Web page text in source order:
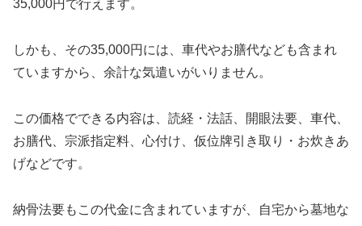
35,000円で行えます。
しかも、その35,000円には、車代やお膳代なども含まれ
ていますから、余計な気遣いがいりません。
この価格でできる内容は、読経・法話、開眼法要、車代、
お膳代、宗派指定料、心付け、仮位牌引き取り・お炊きあ
げなどです。
納骨法要もこの代金に含まれていますが、自宅から墓地な